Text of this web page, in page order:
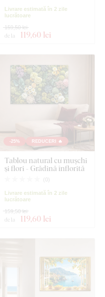
Livrare estimată în 2 zile
lucrătoare
de la 119,60 lei
159,50 lei
-25% REDUCERI 🔥
Tablou natural cu mușchi
și flori - Grădină înflorită
( 0)
Livrare estimată în 2 zile
lucrătoare
de la 119,60 lei
159,50 lei